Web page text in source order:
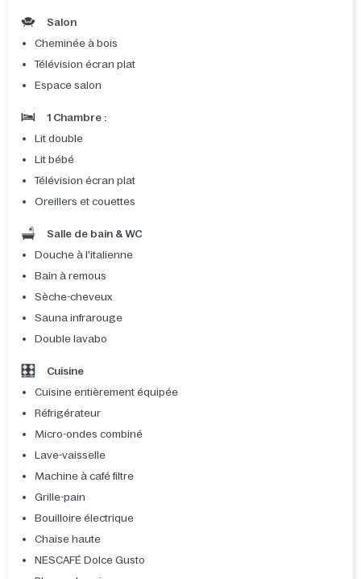
Salon
Cheminée à bois
Télévision écran plat
Espace salon
1 Chambre :
Lit double
Lit bébé
Télévision écran plat
Oreillers et couettes
Salle de bain & WC
Douche à l'italienne
Bain à remous
Sèche-cheveux
Sauna infrarouge
Double lavabo
Cuisine
Cuisine entièrement équipée
Réfrigérateur
Micro-ondes combiné
Lave-vaisselle
Machine à café filtre
Grille-pain
Bouilloire électrique
Chaise haute
NESCAFÉ Dolce Gusto